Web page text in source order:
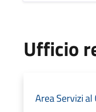
Ufficio
Area Servizi